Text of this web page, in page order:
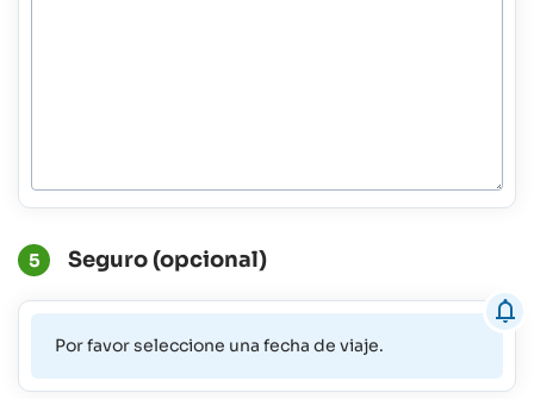
5 Seguro (opcional)
Por favor seleccione una fecha de viaje.